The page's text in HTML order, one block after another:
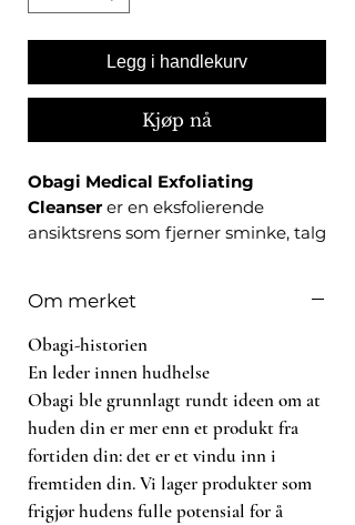
Legg i handlekurv
Kjøp nå
Obagi Medical Exfoliating
Cleanserer en eksfolierende
ansiktsrens som fjerner sminke, talg
hudpleierutine.
Egenskaper
Eksfolierende gel-konsistens
Fjerner sminke og urenheter
Egnet for daglig bruk morgen og
kveld
For ansikt og hals
Om merket
Obagi-historien
En leder innen hudhelse
Obagi ble grunnlagt rundt ideen om at
huden din er mer enn et produkt fra
fortiden din: det er et vindu inn i
fremtiden din. Vi lager produkter som
frigjør hudens fulle potensial for å